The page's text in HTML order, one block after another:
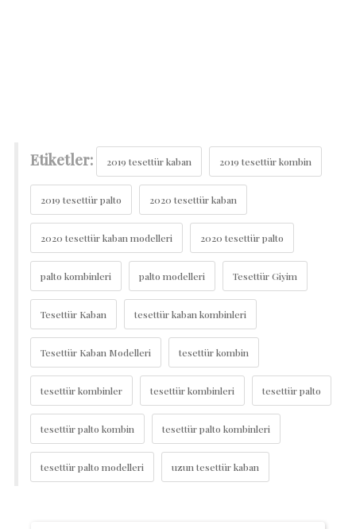
Etiketler: 2019 tesettür kaban 2019 tesettür kombin
2019 tesettür palto 2020 tesettür kaban
2020 tesettür kaban modelleri 2020 tesettür palto
palto kombinleri palto modelleri Tesettür Giyim
Tesettür Kaban tesettür kaban kombinleri
Tesettür Kaban Modelleri tesettür kombin
tesettür kombinler tesettür kombinleri tesettür palto
tesettür palto kombin tesettür palto kombinleri
tesettür palto modelleri uzun tesettür kaban